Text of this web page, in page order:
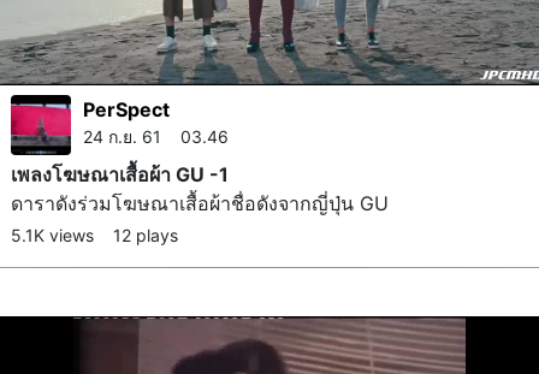
PerSpect
24 ก.ย. 61 03.46
เพลงโฆษณาเสื้อผ้า GU -1
ดาราดังร่วมโฆษณาเสื้อผ้าชื่อดังจากญี่ปุ่น GU
5.1K views 12 plays